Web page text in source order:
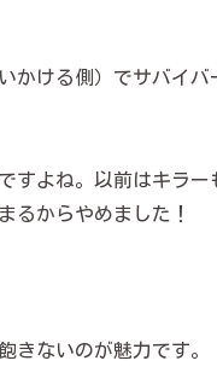
かける側）でサバイバ
すよね。以前はキラー
るからやめました！
きないのが魅力です。